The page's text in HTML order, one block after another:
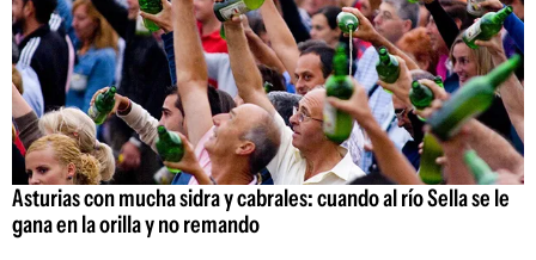
Asturias con mucha sidra y cabrales: cuando al río Sella se le
gana en la orilla y no remando